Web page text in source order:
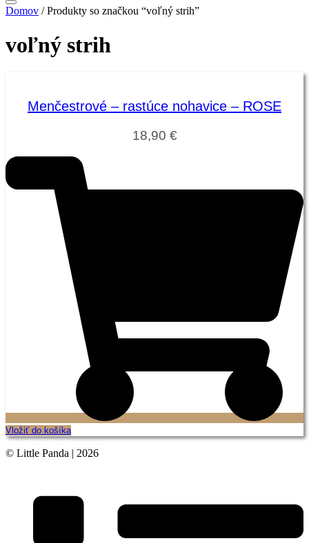
Domov / Produkty so značkou “voľný strih”
voľný strih
Menčestrové – rastúce nohavice – ROSE
18,90 €
Vložiť do košíka
© Little Panda | 2026